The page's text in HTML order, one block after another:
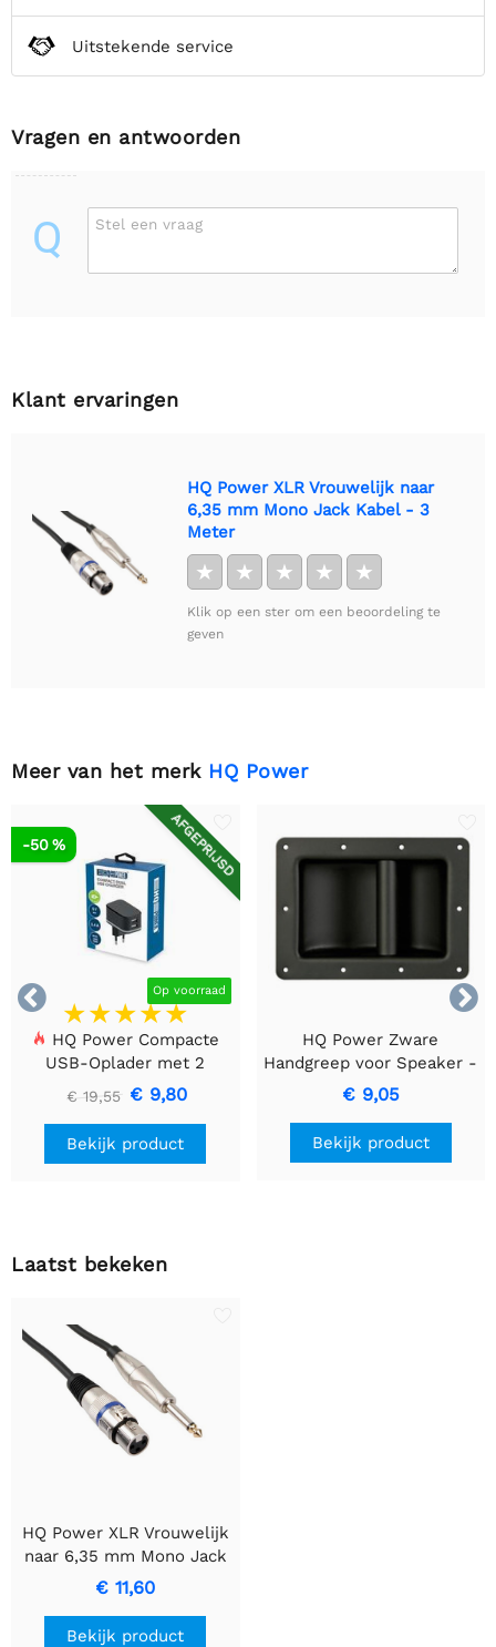
Uitstekende service
Vragen en antwoorden
Q Stel een vraag
Klant ervaringen
HQ Power XLR Vrouwelijk naar
6,35 mm Mono Jack Kabel - 3
Meter
★ ★ ★ ★ ★
Klik op een ster om een beoordeling te
geven
Meer van het merk HQ Power


AFGEPRIJSD
Op voorraad
-50 %
HQ Power Compacte
USB-Oplader met 2
Poorten – 17 W Slim
Laden, Zwart
€ 19,55 € 9,80
Bekijk product
HQ Power Zware
Handgreep voor Speaker -
Zwart Metaal
€ 9,05
Bekijk product
Laatst bekeken
HQ Power XLR Vrouwelijk
naar 6,35 mm Mono Jack
Kabel - 3 Meter
€ 11,60
Bekijk product